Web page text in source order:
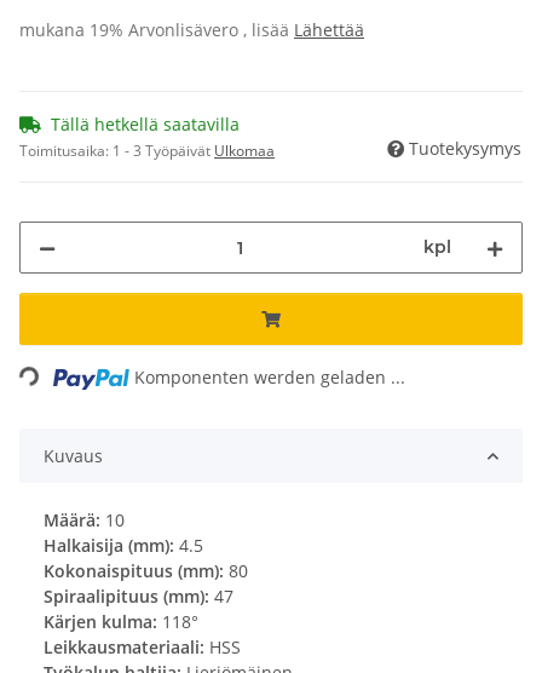
mukana 19% Arvonlisävero , lisää Lähettää
Tällä hetkellä saatavilla
Toimitusaika: 1 - 3 Työpäivät Ulkomaa Tuotekysymys
kpl
Loading... Komponenten werden geladen ...
Kuvaus
Määrä: 10
Halkaisija (mm): 4.5
Kokonaispituus (mm): 80
Spiraalipituus (mm): 47
Kärjen kulma: 118°
Leikkausmateriaali: HSS